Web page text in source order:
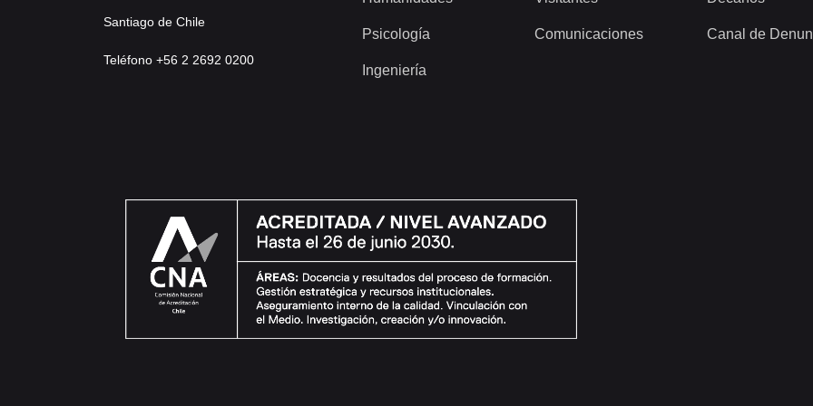
Santiago de Chile
Teléfono +56 2 2692 0200
Psicología
Ingeniería
Comunicaciones Canal de